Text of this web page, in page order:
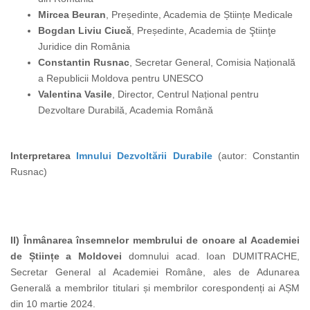
Mircea Beuran
Președinte, Academia de Științe Medicale
Bogdan Liviu Ciucă Președinte, Academia de Ştiinţe
Juridice din România
Constantin Rusnac , Secretar General, Comisia Națională
a Republicii Moldova pentru UNESCO
Valentina Vasile , Director, Centrul Național pentru
Dezvoltare Durabilă, Academia Română
Interpretarea Imnului Dezvoltării Durabile(autor: Constantin
Rusnac)
II) Înmânarea însemnelor membrului de onoare al Academiei
de Științe a Moldovei domnului acad. Ioan DUMITRACHE,
Secretar General al Academiei Române, ales de Adunarea
Generală a membrilor titulari și membrilor corespondenți ai AȘM
din 10 martie 2024.